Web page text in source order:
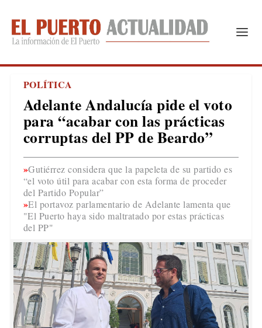
POLÍTICA
Adelante Andalucía pide el voto
para “acabar con las prácticas
corruptas del PP de Beardo”
Gutiérrez considera que la papeleta de su partido es
“el voto útil para acabar con esta forma de proceder
del Partido Popular”
El portavoz parlamentario de Adelante lamenta que
"El Puerto haya sido maltratado por estas prácticas
del PP"